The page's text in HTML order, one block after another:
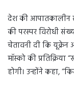
देश की आपातकालीन
की परस्पर विरोधी
चेतावनी दी कि
मॉस्को की
होगी। उन्होंने कहा,